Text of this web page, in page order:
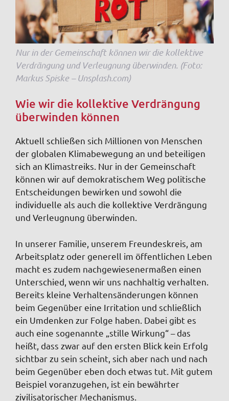
Nur in der Gemeinschaft können wir die kollektive
Verdrängung und Verleugnung überwinden. (Foto:
Markus Spiske – Unsplash.com)
Wie wir die kollektive Verdrängung
überwinden können
Aktuell schließen sich Millionen von Menschen
der globalen Klimabewegung an und beteiligen
sich an Klimastreiks. Nur in der Gemeinschaft
können wir auf demokratischem Weg politische
Entscheidungen bewirken und sowohl die
individuelle als auch die kollektive Verdrängung
und Verleugnung überwinden.
In unserer Familie, unserem Freundeskreis, am
Arbeitsplatz oder generell im öffentlichen Leben
macht es zudem nachgewiesenermaßen einen
Unterschied, wenn wir uns nachhaltig verhalten.
Bereits kleine Verhaltensänderungen können
beim Gegenüber eine Irritation und schließlich
ein Umdenken zur Folge haben. Dabei gibt es
auch eine sogenannte „stille Wirkung“ – das
heißt, dass zwar auf den ersten Blick kein Erfolg
sichtbar zu sein scheint, sich aber nach und nach
beim Gegenüber eben doch etwas tut. Mit gutem
Beispiel voranzugehen, ist ein bewährter
zivilisatorischer Mechanismus.